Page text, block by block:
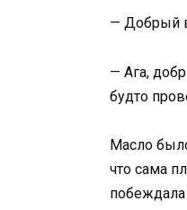
— Добрый
— Ага,
будто
Масло
что сама